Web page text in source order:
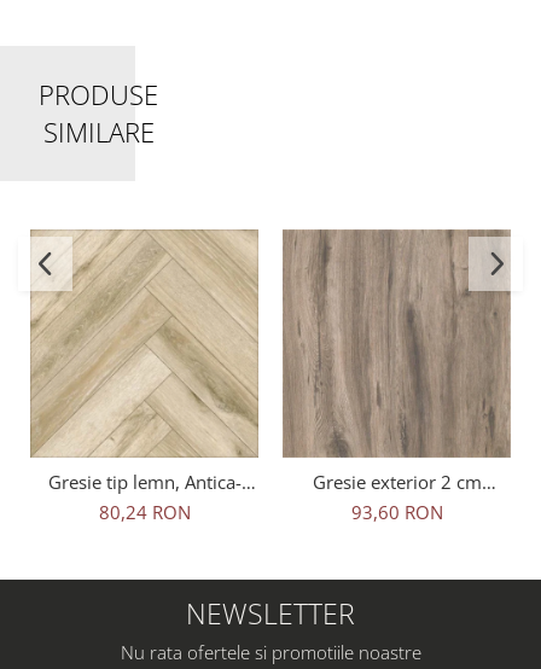
PRODUSE
SIMILARE
Gresie tip lemn, Antica-
Rustic Natural 6093, 45x45
cm, portelanata, bej, finisaj
80,24 RON
Gresie exterior 2 cm
Natura Wood Oak Outdoor
maro, 0.73mp/cut
93,60 RON
NEWSLETTER
Nu rata ofertele si promotiile noastre